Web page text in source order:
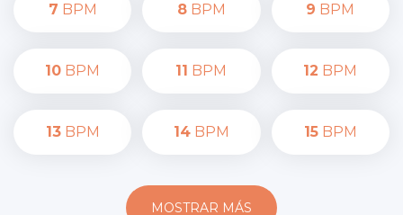
7 BPM 8BPM 9 BPM
10 BPM 11 BPM 12 BPM
13BPM 14BPM 15BPM
MOSTRAR MÁS